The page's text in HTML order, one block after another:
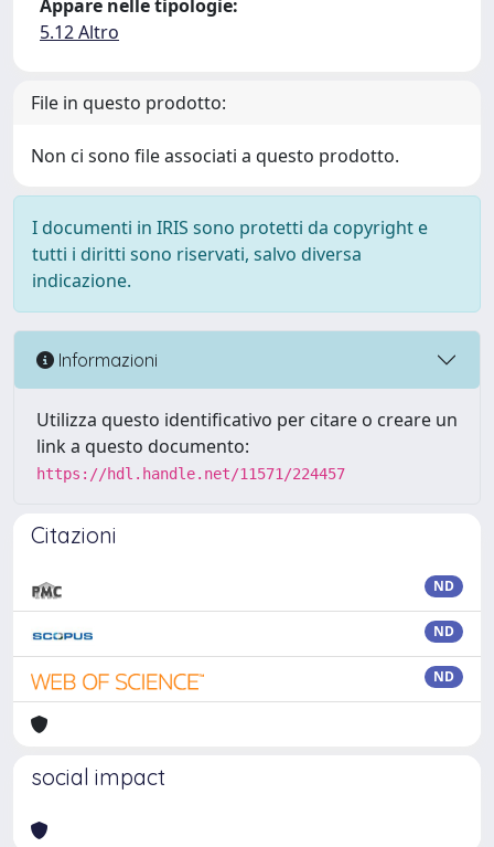
Appare nelle tipologie:
5.12 Altro
File in questo prodotto:
Non ci sono file associati a questo prodotto.
I documenti in IRIS sono protetti da copyright e
tutti i diritti sono riservati, salvo diversa
indicazione.
Informazioni
Utilizza questo identificativo per citare o creare un
link a questo documento:
https://hdl.handle.net/11571/224457
Citazioni
ND
ND
ND
social impact